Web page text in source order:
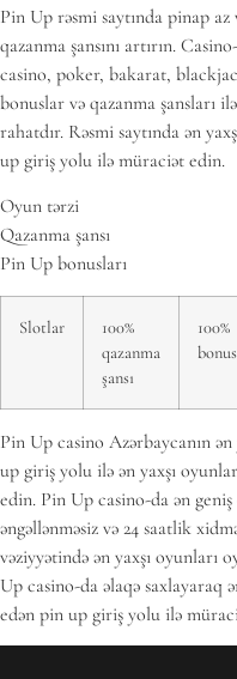
Pin Up rəsmi saytında pinap az
qazanma şansını artırın.
casino, poker, bakarat,
bonuslar və qazanma şansları
rahatdır. Rəsmi saytında ən
up giriş yolu ilə müraciət edin.
Oyun tərzi
Qazanma şansı
Pin Up bonusları
Slotlar
100%
qazanma
şansı
100%
bonus
Pin Up casino Azərbaycanın ən
up giriş yolu ilə ən yaxşı
edin. Pin Up casino-da ən
əngəllənməsiz və 24 saatlik
vəziyyətində ən yaxşı oyunları
Up casino-da əlaqə saxlayaraq
edən pin up giriş yolu ilə